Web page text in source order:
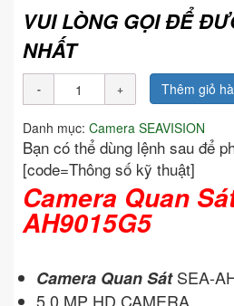
VUI LÒNG GỌI ĐỂ
NHẤT
Thêm giỏ
Danh mục: Camera SEAVISION
Bạn có thể dùng lệnh sau để
[code=Thông số kỹ thuật]
Camera Quan
AH9015G5
Camera Quan SátSEA-
5.0 MP HD CAMERA